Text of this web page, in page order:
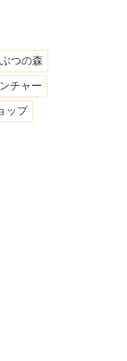
つの森
チャー
ップ